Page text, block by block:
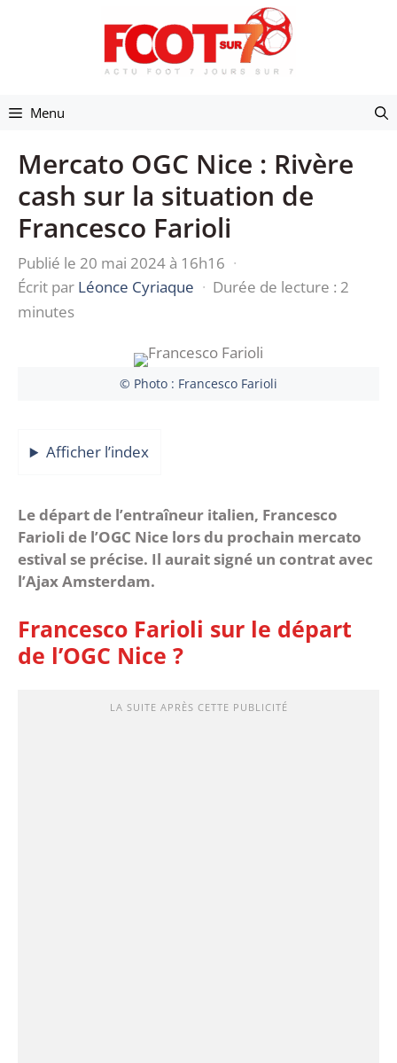
Menu
Mercato OGC Nice : Rivère
cash sur la situation de
Francesco Farioli
Publié le 20 mai 2024 à 16h16 ·
Écrit par Léonce Cyriaque · Durée de lecture : 2
minutes
© Photo : Francesco Farioli
Afficher l’index
Le départ de l’entraîneur italien, Francesco
Farioli de l’OGC Nice lors du prochain mercato
estival se précise. Il aurait signé un contrat avec
l’Ajax Amsterdam.
Francesco Farioli sur le départ
de l’OGC Nice ?
LA SUITE APRÈS CETTE PUBLICITÉ